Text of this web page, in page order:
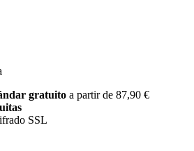
gratuito a partir de 87,90 €
SSL